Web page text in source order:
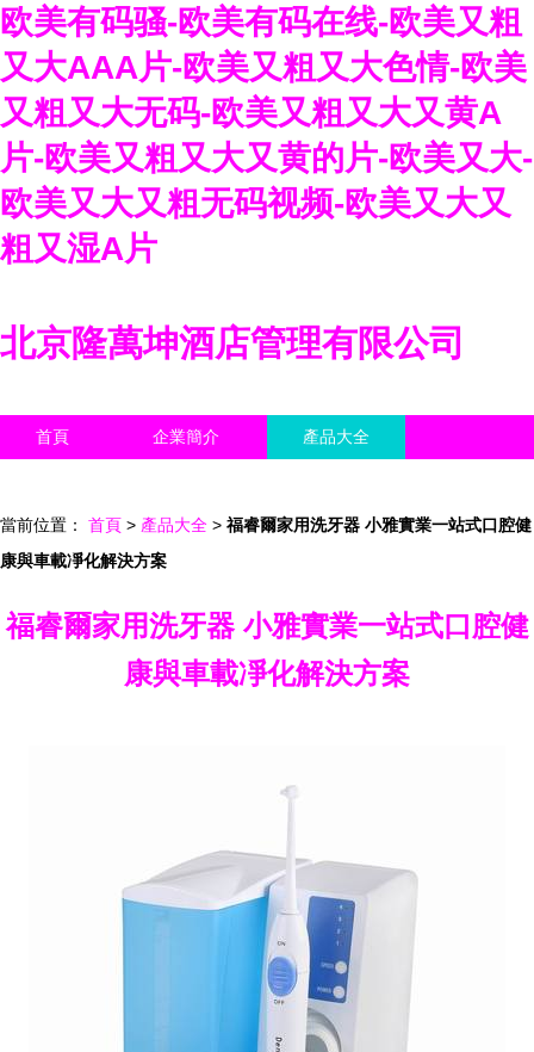
欧美有码骚-欧美有码在线-欧美又粗
又大AAA片-欧美又粗又大色情-欧美
又粗又大无码-欧美又粗又大又黄A
片-欧美又粗又大又黄的片-欧美又大-
欧美又大又粗无码视频-欧美又大又
粗又湿A片
北京隆萬坤酒店管理有限公司
首頁 企業簡介 產品大全
當前位置： 首頁 > 產品大全 > 福睿爾家用洗牙器 小雅實業一站式口腔健
康與車載凈化解決方案
福睿爾家用洗牙器 小雅實業一站式口腔健
康與車載凈化解決方案